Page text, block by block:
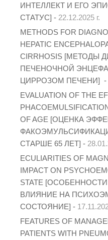
ИНТЕЛЛЕКТ И ЕГО
СТАТУС] - 22.12.2025 г.
METHODS FOR
HEPATIC
CIRRHOSIS [МЕТОДЫ
ПЕЧЕНОЧНОЙ
ЦИРРОЗОМ ПЕЧЕНИ] -
EVALUATION OF THE
OF AGE [ОЦЕНКА
СТАРШЕ 65 ЛЕТ] -
ECULIARITIES OF
IMPACT ON
STATE
ВЛИЯНИЕ НА
СОСТОЯНИЕ] -
FEATURES OF
PATIENTS WITH